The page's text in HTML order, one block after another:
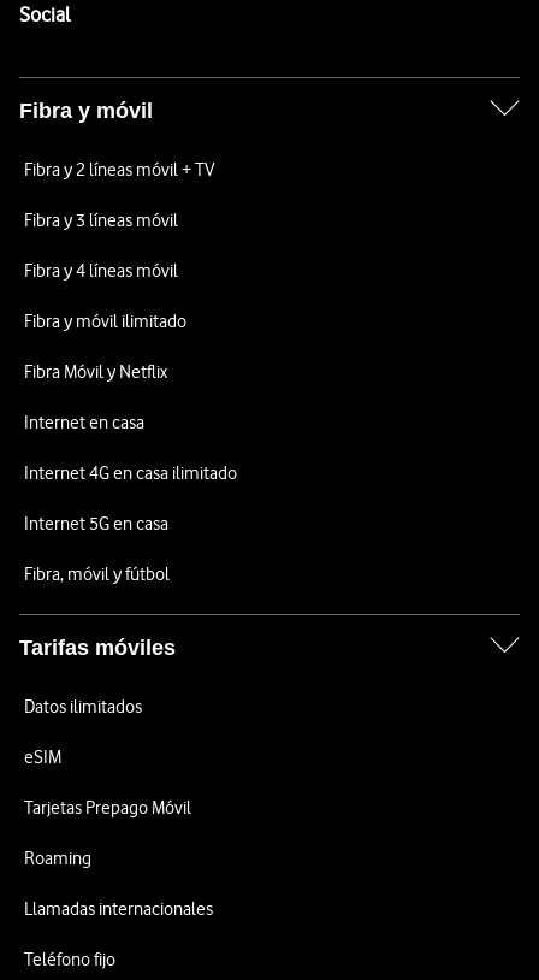
SocialEnlaces a las redes sociales de Vodafone
Fibra y móvil
Fibra y 2 líneas móvil + TV
Fibra y 3 líneas móvil
Fibra y 4 líneas móvil
Fibra y móvil ilimitado
Fibra Móvil y Netflix
Internet en casa
Internet 4G en casa ilimitado
Internet 5G en casa
Fibra, móvil y fútbol
Tarifas móviles
Datos ilimitados
eSIM
Tarjetas Prepago Móvil
Roaming
Llamadas internacionales
Teléfono fijo